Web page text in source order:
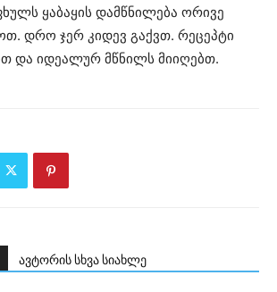
ყაბაყის დამწნილება ორივე
დრო ჯერ კიდევ გაქვთ. რეცეპტი
და იდეალურ მწნილს მიიღებთ.
ავტორის სხვა სიახლე